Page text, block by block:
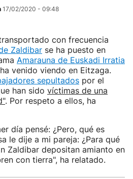
17/02/2020 - 09:48
con frecuencia
Zaldibar se ha puesto en
Amarauna de Euskadi Irratia
venido viendo en Eitzaga.
sepultados por el
han sido víctimas de una
. Por respeto a ellos, ha
día pensé: ¿Pero, qué es
le dije a mi pareja: ¿Para qué
Zaldibar depositan amianto en
con tierra", ha relatado.